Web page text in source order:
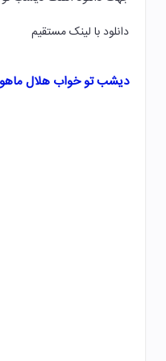
دانلود با لینک مستقیم
دیشب تو خواب هلال